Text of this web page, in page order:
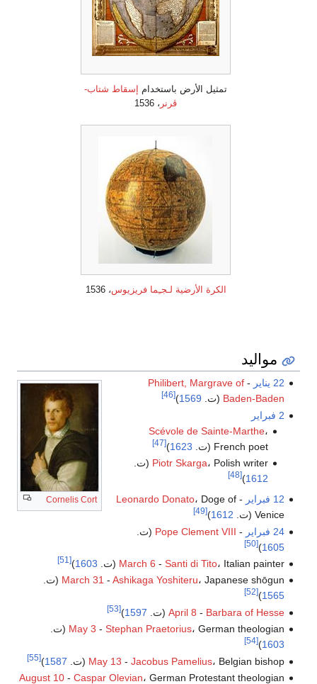
تمثيل الأرض باستخدام
إسقاط شتاب-
ڤرنر ، 1536
الكرة الأرضية لـجـِما فريزيوس، 1536
مواليد
Cornelis Cort
22 يناير -
Philibert, Margrave of
Baden-Baden (ت. 1569
)
[46]
2 فبراير
Scévole de Sainte-Marthe،
French poet (ت.
1623
)
[47]
Piotr Skarga، Polish writer (ت.
1612
)
[48]
12 فبراير -
Leonardo Donato، Doge of
Venice (ت.
1612
)
[49]
24 فبراير -
Pope Clement VIII (ت.
1605
)
[50]
March 6 - Santi di Tito، Italian painter (ت. 1603
)
[51]
March 31 - Ashikaga Yoshiteru، Japanese shōgun (ت.
1565
)
[52]
April 8 - Barbara of Hesse (ت. 1597
)
[53]
May 3 - Stephan Praetorius، German theologian (ت.
1603
)
[54]
May 13 - Jacobus Pamelius، Belgian bishop (ت. 1587
)
[55]
August 10- Caspar Olevian، German Protestant theologian